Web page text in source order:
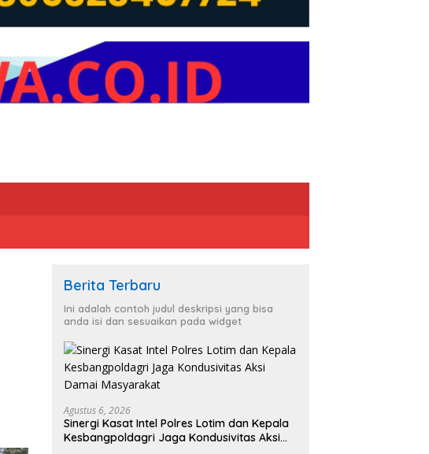
Berita Terbaru
Ini adalah contoh judul deskripsi yang bisa
anda isi dan sesuaikan pada widget
Agustus 6, 2026
Sinergi Kasat Intel Polres Lotim dan Kepala
Kesbangpoldagri Jaga Kondusivitas Aksi